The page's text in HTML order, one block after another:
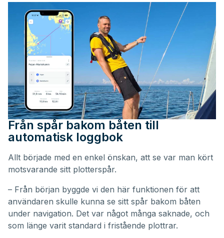
Från spår bakom båten till
automatisk loggbok
Allt började med en enkel önskan, att se var man kört
motsvarande sitt plotterspår.
– Från början byggde vi den här funktionen för att
användaren skulle kunna se sitt spår bakom båten
under navigation. Det var något många saknade, och
som länge varit standard i fristående plottrar.